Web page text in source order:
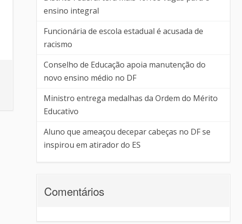
ensino integral
Funcionária de escola estadual é acusada de
racismo
Conselho de Educação apoia manutenção do
novo ensino médio no DF
Ministro entrega medalhas da Ordem do Mérito
Educativo
Aluno que ameaçou decepar cabeças no DF se
inspirou em atirador do ES
Comentários